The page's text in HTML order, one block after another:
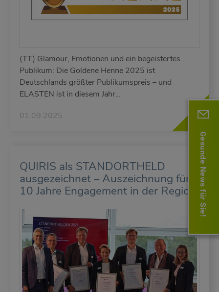
Gesunde News für Sie!
(TT) Glamour, Emotionen und ein begeistertes
Publikum: Die Goldene Henne 2025 ist
Deutschlands größter Publikumspreis – und
ELASTEN ist in diesem Jahr…
01.09.2025
QUIRIS als STANDORTHELD
ausgezeichnet – Auszeichnung für
10 Jahre Engagement in der Region